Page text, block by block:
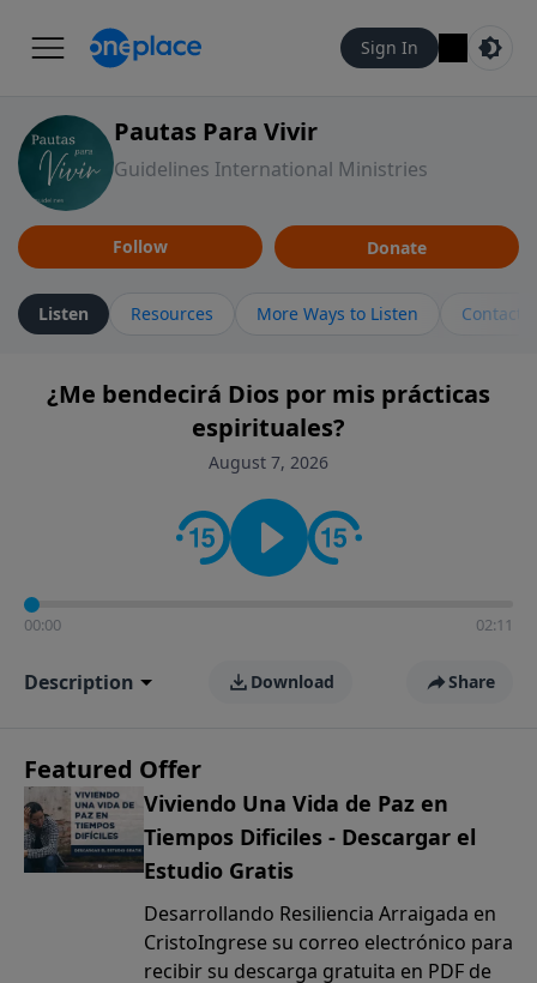
Sign In
Pautas Para Vivir
Guidelines International Ministries
Follow Donate
Listen Resources More Ways to Listen Contact
¿Me bendecirá Dios por mis prácticas
espirituales?
August 7, 2026
00:00 02:11
Description Download Share
Featured Offer
Viviendo Una Vida de Paz en
Tiempos Dificiles - Descargar el
Estudio Gratis
Desarrollando Resiliencia Arraigada en
CristoIngrese su correo electrónico para
recibir su descarga gratuita en PDF de